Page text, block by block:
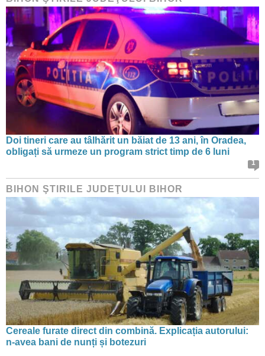
Doi tineri care au tâlhărit un băiat de 13 ani, în Oradea,
obligați să urmeze un program strict timp de 6 luni
1
BIHON ŞTIRILE JUDEŢULUI BIHOR
Cereale furate direct din combină. Explicația autorului:
n-avea bani de nunți și botezuri